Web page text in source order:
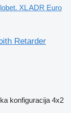
XL ADR Euro
Retarder
konfiguracija 4x2